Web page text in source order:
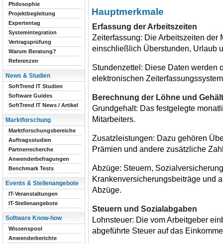
Hauptmerkmale
Erfassung der Arbeitszeiten
Zeiterfassung: Die Arbeitszeiten der
einschließlich Überstunden, Urlaub
Stundenzettel: Diese Daten werden
elektronischen
Berechnung der Löhne und
Grundgehalt: Das festgelegte
Mitarbeiters.
Zusatzleistungen: Dazu gehören
Prämien und andere zusätzliche
Abzüge: Steuern,
Krankenversicherungsbeiträge und
Abzüge.
Steuern und Sozialabgaben
Lohnsteuer: Die vom Arbeitgeber
abgeführte Steuer auf das
Philosophie
Projektbegleitung
Expertentag
Systemintegration
Vertragsprüfung
Warum Beratung?
Referenzen
News & Studien
SoftTrend IT Studien
Software Guides
SoftTrend IT News / Artikel
Marktforschung
Marktforschungsbereiche
Auftragsstudien
Partnerrecherche
Anwenderbefragungen
Benchmark Tests
Events & Stellenangebote
IT-Veranstaltungen
IT-Stellenangebote
Software Know-how
Wissenspool
Anwenderberichte